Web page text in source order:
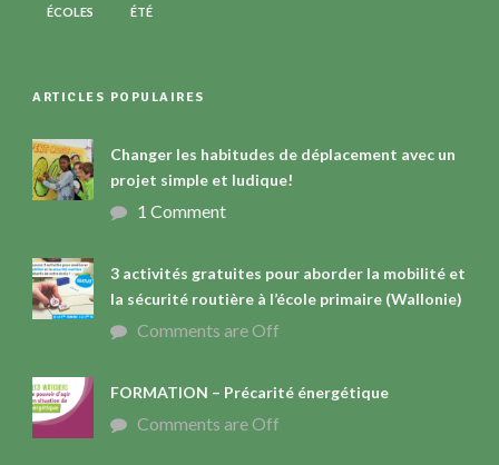
ÉCOLES ÉTÉ
ARTICLES POPULAIRES
Changer les habitudes de déplacement avec un
projet simple et ludique!
1 Comment
3 activités gratuites pour aborder la mobilité et
la sécurité routière à l’école primaire (Wallonie)
Comments are Off
FORMATION – Précarité énergétique
Comments are Off